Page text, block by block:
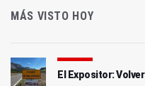
MÁS VISTO HOY
El Expositor: